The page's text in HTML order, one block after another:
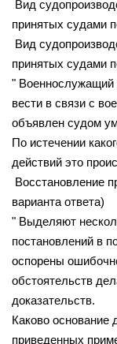
Вид
принятых судами
Вид
принятых судами
" Военнослужащий
вести в связи с
объявлен судом
По истечении
действий это
Восстановление
варианта ответа)
" Выделяют
постановлений в
оспорены
обстоятельств
доказательств.
Каково основание
приведенных